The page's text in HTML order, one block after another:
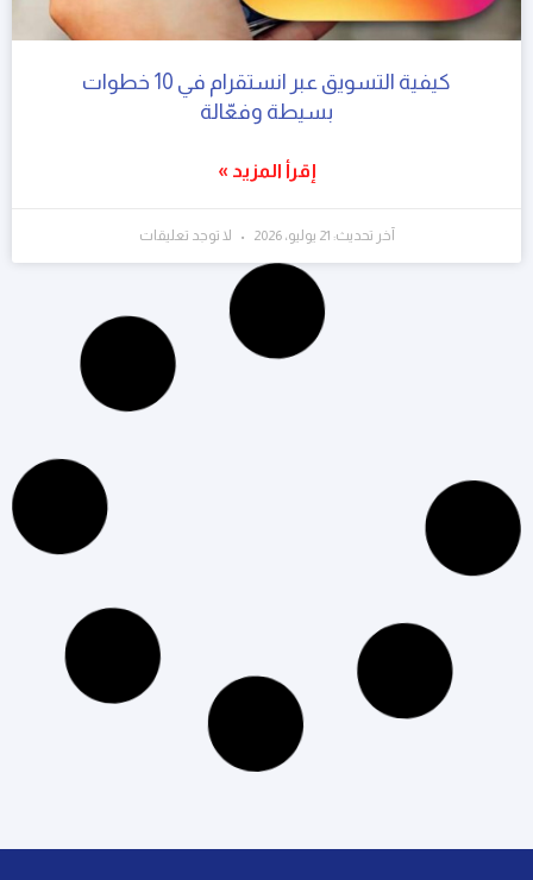
كيفية التسويق عبر انستقرام في 10 خطوات
بسيطة وفعّالة
إقرأ المزيد »
آخر تحديث: 21 يوليو، 2026 لا توجد تعليقات
الشات بوت: تعرف على مفهومه وأهمية استخدامه
إقرأ المزيد »
لا توجد تعليقات